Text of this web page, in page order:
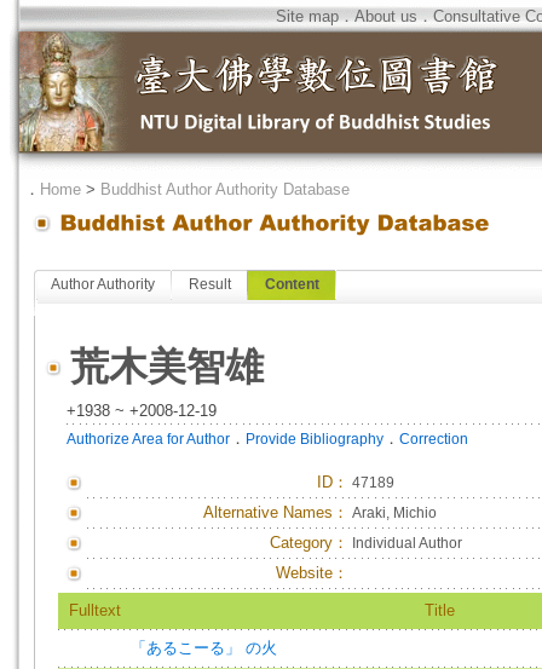
Site map．About us．Consultative
． Home > Buddhist Author Authority Database
Author Authority Result Content
荒木美智雄
+1938 ~ +2008-12-19
Authorize Area for Author ． Provide Bibliography ． Correction
ID ： 47189
Alternative Names： Araki, Michio
Category： Individual Author
Website：
Fulltext Title
「あるこーる」 の火